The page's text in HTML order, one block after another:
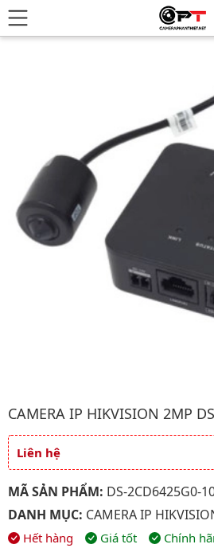
CAMERA IP HIKVISION 2MP
Giá và khuyến
Liên hệ
MÃ SẢN PHẨM: DS-2CD6425G0-
DANH MỤC: CAMERA IP
Hết hàng Giá tốt Chính